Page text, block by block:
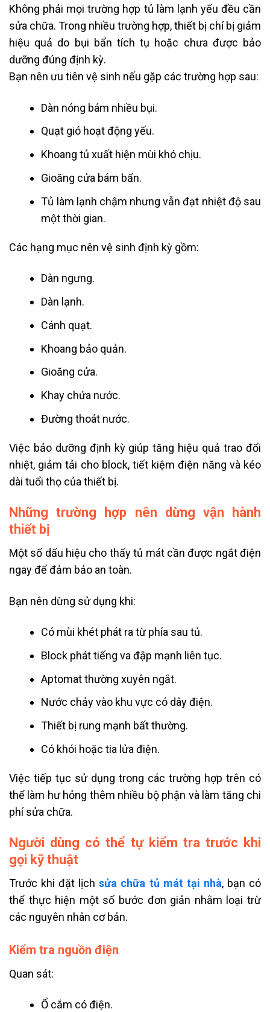
Không phải mọi trường hợp tủ làm lạnh yếu đều cần
sửa chữa. Trong nhiều trường hợp, thiết bị chỉ bị giảm
hiệu quả do bụi bẩn tích tụ hoặc chưa được bảo
dưỡng đúng định kỳ.
Bạn nên ưu tiên vệ sinh nếu gặp các trường hợp sau:
Dàn nóng bám nhiều bụi.
Quạt gió hoạt động yếu.
Khoang tủ xuất hiện mùi khó chịu.
Gioăng cửa bám bẩn.
Tủ làm lạnh chậm nhưng vẫn đạt nhiệt độ sau
một thời gian.
Các hạng mục nên vệ sinh định kỳ gồm:
Dàn ngưng.
Dàn lạnh.
Cánh quạt.
Khoang bảo quản.
Gioăng cửa.
Khay chứa nước.
Đường thoát nước.
Việc bảo dưỡng định kỳ giúp tăng hiệu quả trao đổi
nhiệt, giảm tải cho block, tiết kiệm điện năng và kéo
dài tuổi thọ của thiết bị.
Những trường hợp nên dừng vận hành
thiết bị
Một số dấu hiệu cho thấy tủ mát cần được ngắt điện
ngay để đảm bảo an toàn.
Bạn nên dừng sử dụng khi:
Có mùi khét phát ra từ phía sau tủ.
Block phát tiếng va đập mạnh liên tục.
Aptomat thường xuyên ngắt.
Nước chảy vào khu vực có dây điện.
Thiết bị rung mạnh bất thường.
Có khói hoặc tia lửa điện.
Việc tiếp tục sử dụng trong các trường hợp trên có
thể làm hư hỏng thêm nhiều bộ phận và làm tăng chi
phí sửa chữa.
Người dùng có thể tự kiểm tra trước khi
gọi kỹ thuật
Trước khi đặt lịchsửa chữa tủ mát tại nhà, bạn có
thể thực hiện một số bước đơn giản nhằm loại trừ
các nguyên nhân cơ bản.
Kiểm tra nguồn điện
Quan sát:
Ổ cắm có điện.